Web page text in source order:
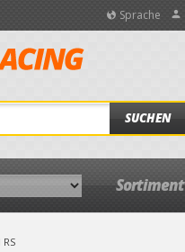
Sprache
SUCHEN
Sortiment